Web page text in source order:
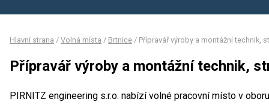
Hlavní strana / Volná místa / Brtnice / Přípravář výroby a montážní technik,
Přípravář výroby a montážní technik,
PIRNITZ engineering s.r.o. nabízí volné pracovní místo v